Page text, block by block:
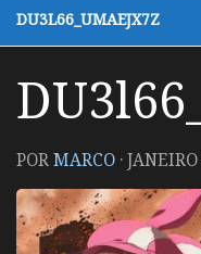
DU3L66_UMAEJX7Z
PORMARCO ·